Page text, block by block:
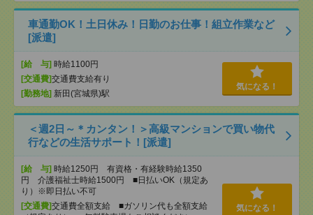
車通勤OK！土日休み！日勤のお仕事！組立作業など
[派遣]
[給 与] 時給1100円
[交通費]交通費支給有り
[勤務地] 新田(宮城県)駅
気になる！
＜週2日～＊カンタン！＞高級マンションで買い物代
行などの生活サポート！[派遣]
[給 与] 時給1250円 有資格・有経験時給1350
円 介護福祉士時給1500円 ■日払いOK（規定あ
り）※即日払い不可
[交通費]交通費全額支給 ■ガソリン代も全額支給
気になる！